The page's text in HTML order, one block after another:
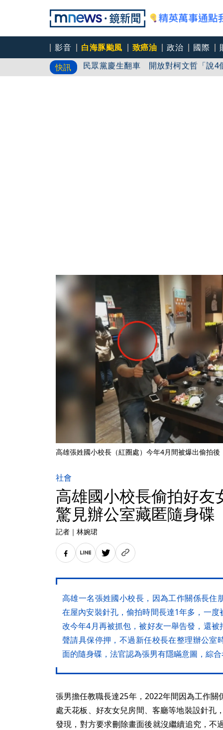
影音 白海豚颱風 致癌油 政治 國際
快訊
民眾黨慶生翻車 開放對柯文哲「說4
總預算延宕343天！張惇涵預判翁曉
高雄張姓國小校長（紅圈處）今年4月間被爆出偷拍
社會
高雄國小校長偷拍好
驚見辦公室藏匿隨身碟
記者 ｜ 林婉珺
高雄一名張姓國小校長，因為工作關係長住
在屋內安裝針孔，偷拍時間長達1年多，一
改今年4月再被抓包，被好友一舉告發，還
聲請具保停押，不過新任校長在整理辦公室
面的隨身碟，法官認為張男有隱瞞意圖，綜
張男擔任教職長達25年，2022年間因為工作
處天花板、好友女兒房間、客廳等地裝設針孔
發現，對方要求刪除畫面後就沒繼續追究，不